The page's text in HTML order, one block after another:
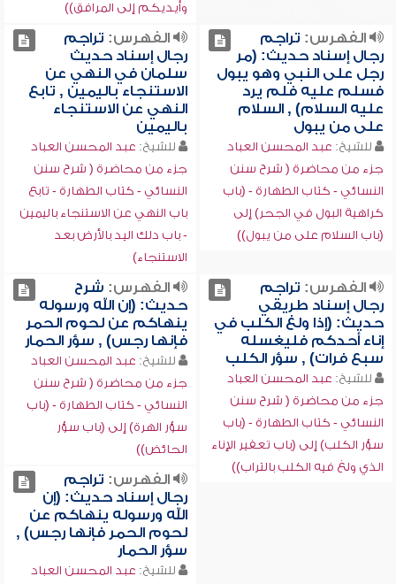
وأيديكم إلى المرافق))
الفهرس: تراجم
رجال إسناد حديث: (مر
رجل على النبي وهو يبول
فسلم عليه فلم يرد
عليه السلام) , السلام
على من يبول
للشيخ: عبد المحسن العباد
جزء من محاضرة ( شرح سنن
النسائي - كتاب الطهارة - (باب
كراهية البول في الجحر) إلى
(باب السلام على من يبول))
الفهرس: تراجم
رجال إسناد حديث
سلمان في النهي عن
الاستنجاء باليمين , تابع
النهي عن الاستنجاء
باليمين
للشيخ: عبد المحسن العباد
جزء من محاضرة ( شرح سنن
النسائي - كتاب الطهارة - تابع
باب النهي عن الاستنجاء باليمين
- باب دلك اليد بالأرض بعد
الاستنجاء)
الفهرس: تراجم
رجال إسناد طريقي
حديث: (إذا ولغ الكلب في
إناء أحدكم فليغسله
سبع فرات) , سؤر الكلب
للشيخ: عبد المحسن العباد
جزء من محاضرة ( شرح سنن
النسائي - كتاب الطهارة - (باب
سؤر الكلب) إلى (باب تعفير الإناء
الذي ولغ فيه الكلب بالتراب))
الفهرس: شرح
حديث: (إن الله ورسوله
ينهاكم عن لحوم الحمر
فإنها رجس) , سؤر الحمار
للشيخ: عبد المحسن العباد
جزء من محاضرة ( شرح سنن
النسائي - كتاب الطهارة - (باب
سؤر الهرة) إلى (باب سؤر
الحائض))
الفهرس: تراجم
رجال إسناد حديث: (إن
الله ورسوله ينهاكم عن
لحوم الحمر فإنها رجس) ,
سؤر الحمار
للشيخ: عبد المحسن العباد